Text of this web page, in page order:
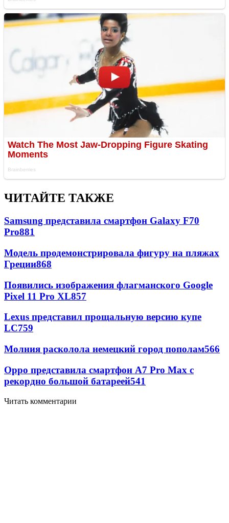
ЧИТАЙТЕ ТАКЖЕ
Samsung представила смартфон Galaxy F70
Pro881
Модель продемонстрировала фигуру на пляжах
Греции868
Появились изображения флагманского Google
Pixel 11 Pro XL857
Lexus представил прощальную версию купе
LC759
Молния расколола немецкий город пополам566
Oppo представила смартфон A7 Pro Max с
рекордно большой батареей541
Читать комментарии